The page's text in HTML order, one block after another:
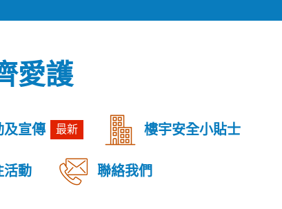
愛護
及宣傳 最新 樓宇安全小貼士
活動 聯絡我們